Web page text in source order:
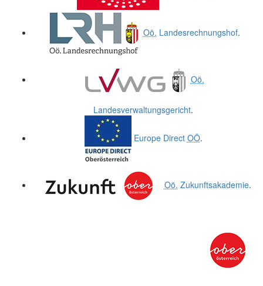
Oö. Landesrechnungshof.
Oö.
Landesverwaltungsgericht.
Europe Direct OÖ.
Oö. Zukunftsakademie.